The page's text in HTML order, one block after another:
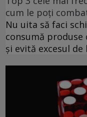
cum le poți
Nu uita să faci
consumă produse
și evită excesul de